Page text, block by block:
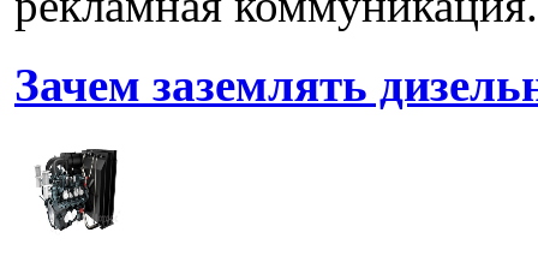
Зачем заземлять